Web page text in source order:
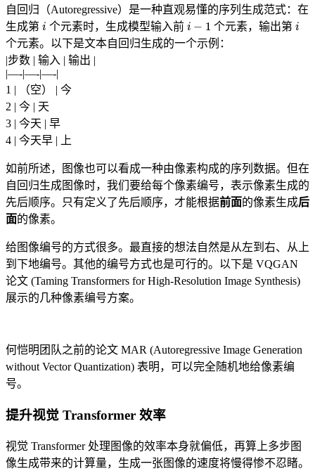
自回归（Autoregressive）是一种直观易懂的序列生成范式：在
生成第 i 个元素时，生成模型输入前 i− 个元素，输出第 i
个元素。以下是文本自回归生成的一个示例：
|步数 | 输入 | 输出 |
|—-|—-|—-|
1 | （空） | 今
2 | 今 | 天
3 | 今天 | 早
4 | 今天早 | 上
如前所述，图像也可以看成一种由像素构成的序列数据。但在
自回归生成图像时，我们要给每个像素编号，表示像素生成的
先后顺序。只有定义了先后顺序，才能根据前面的像素生成后
面的像素。
给图像编号的方式很多。最直接的想法自然是从左到右、从上
到下地编号。其他的编号方式也是可行的。以下是 VQGAN
论文 (Taming Transformers for High-Resolution Image Synthesis)
展示的几种像素编号方案。
何恺明团队之前的论文 MAR (Autoregressive Image Generation
without Vector Quantization) 表明，可以完全随机地给像素编
号。
提升视觉 Transformer 效率
视觉 Transformer 处理图像的效率本身就偏低，再算上多步图
像生成带来的计算量，生成一张图像的速度将慢得惨不忍睹。